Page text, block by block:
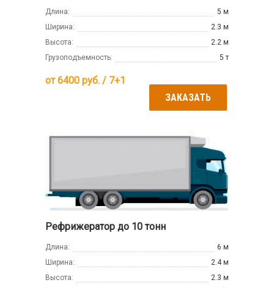
Длина:
5 м
Ширина:
2.3 м
Высота:
2.2 м
Грузоподъемность:
5 т
от6400 руб. / 7+1
ЗАКАЗАТЬ
Рефрижератор до 10 тонн
Длина:
6 м
Ширина:
2.4 м
Высота:
2.3 м